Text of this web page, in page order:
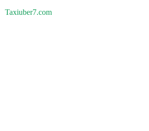
Taxiuber7.com